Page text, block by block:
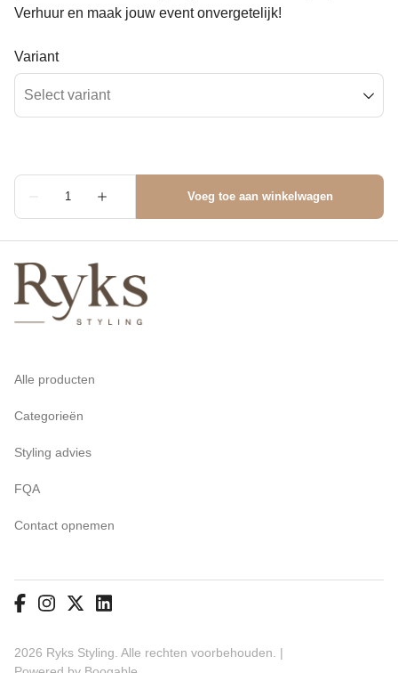
Verhuur en maak jouw event onvergetelijk!
Variant
Alle producten
Categorieën
Styling advies
FQA
Contact opnemen
2026 Ryks Styling. Alle rechten voorbehouden. |